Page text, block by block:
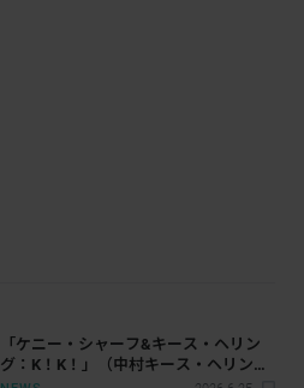
「ケニー・シャーフ&キース・ヘリン
グ：K！K！」（中村キース・ヘリング